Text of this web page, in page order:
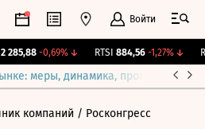
Войти
-0,69%↓ RTSI 884,56 -1,27%↓
меры, динамика, прогнозы
компаний / Росконгресс